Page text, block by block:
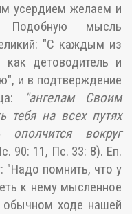
усердием желаем и
мысль
"С каждым из
детоводитель и
и в подтверждение
"ангелам Своим
тебя на всех путях
ополчится вокруг
90: 11, Пс. 33: 8). Еп.
"Надо помнить, что у
к нему мысленное
ходе нашей